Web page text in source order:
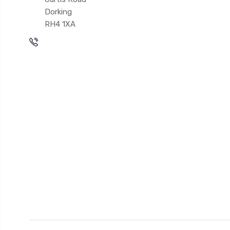
Dorking
RH4 1XA